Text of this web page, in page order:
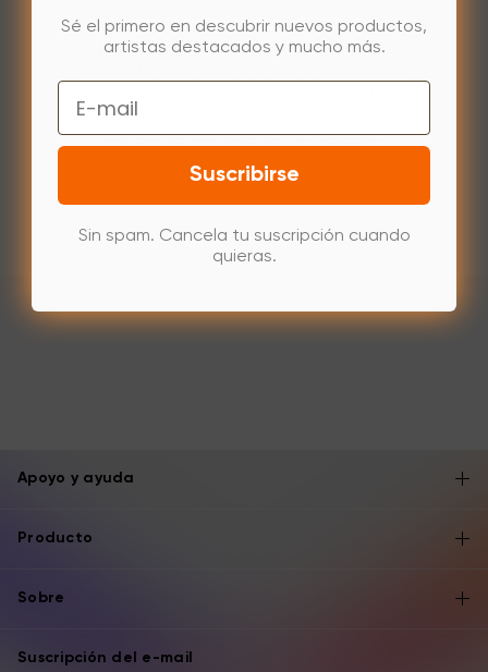
Lo sentimos, no se encontraron coincidencias.
pregunta, póngase en
Apoyo y ayuda
Producto
Sobre
Suscripción del e-mail
Sé el primero en descubrir nuevos productos,
artistas destacados y mucho más.
Email
Suscribirse
Sin spam. Cancela tu suscripción cuando
quieras.